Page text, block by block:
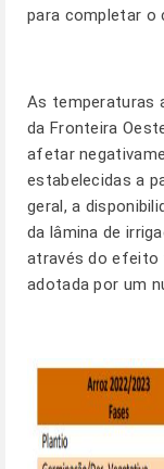
para completar o
As temperaturas
da Fronteira
afetar
estabelecidas a
geral, a
da lâmina de
através do efeito
adotada por um